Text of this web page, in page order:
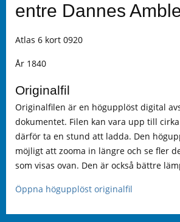
entre Dannes
Atlas 6 kort 0920
År 1840
Originalfil
Originalfilen är en högupplöst digital
dokumentet. Filen kan vara upp till
därför ta en stund att ladda. Den
möjligt att zooma in längre och se fler
som visas ovan. Den är också bättre
Öppna högupplöst originalfil